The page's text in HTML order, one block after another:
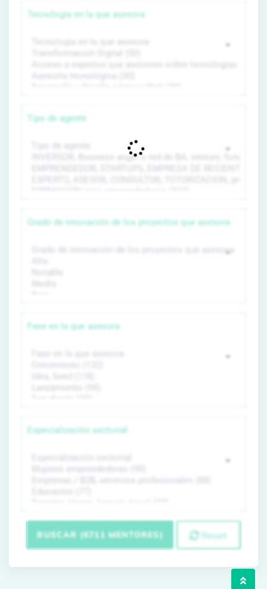
Tecnología en la que asesora
Tipo de agente
Grado de innovación de los proyectos que asesora
Fase en la que asesora
Especialización sectorial
BUSCAR (6711 MENTORES) Reset